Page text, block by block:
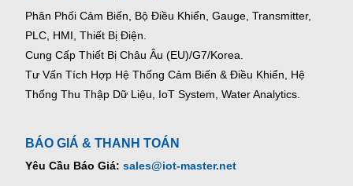
Phân Phối Cảm Biến, Bộ Điều Khiển, Gauge, Transmitter,
PLC, HMI, Thiết Bị Điện.
Cung Cấp Thiết Bị Châu Âu (EU)/G7/Korea.
Tư Vấn Tích Hợp Hệ Thống Cảm Biến & Điều Khiển, Hệ
Thống Thu Thập Dữ Liệu, IoT System, Water Analytics.
BÁO GIÁ & THANH TOÁN
Yêu Cầu Báo Giá: sales@iot-master.net